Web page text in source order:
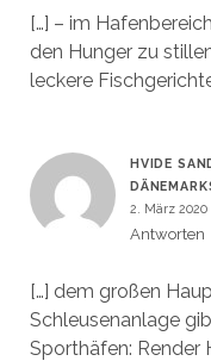
[…] – im
den Hunger zu
leckere
HVIDE
2. März 2020
Antworten
[…] dem großen
Schleusenanlage
Sporthäfen: Render